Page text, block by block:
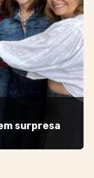
surpresa